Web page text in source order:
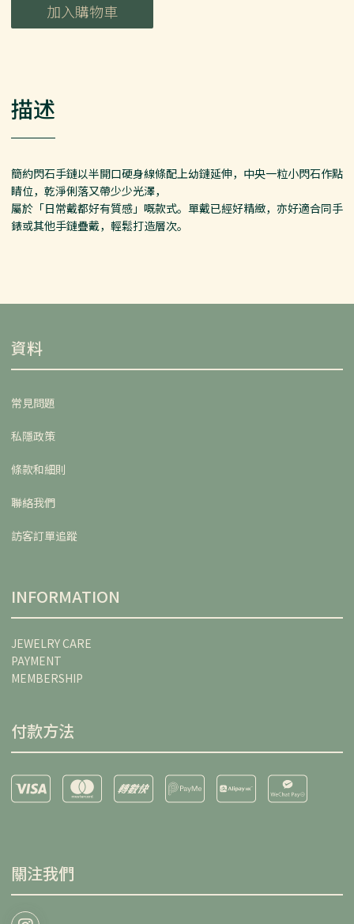
加入購物車
描述
簡約閃石手鏈以半開口硬身線條配上幼鏈延伸，中央一粒小閃石作點
睛位，乾淨俐落又帶少少光澤，
屬於「日常戴都好有質感」嘅款式。單戴已經好精緻，亦好適合同手
錶或其他手鏈疊戴，輕鬆打造層次。
資料
常見問題
私隱政策
條款和細則
聯絡我們
訪客訂單追蹤
INFORMATION
JEWELRY CARE
PAYMENT
MEMBERSHIP
付款方法
關注我們